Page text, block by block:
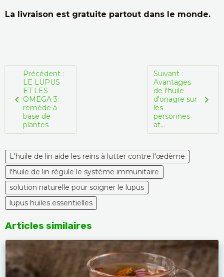
La livraison est gratuite partout dans le monde.
Précédent :
LE LUPUS
ET LES
OMEGA 3:
remède à
base de
plantes
Suivant :
Avantages
de l'huile
d'onagre sur
les
personnes
at...
L'huile de lin aide les reins à lutter contre l'œdème
l'huile de lin régule le système immunitaire
solution naturelle pour soigner le lupus
lupus huiles essentielles
Articles similaires